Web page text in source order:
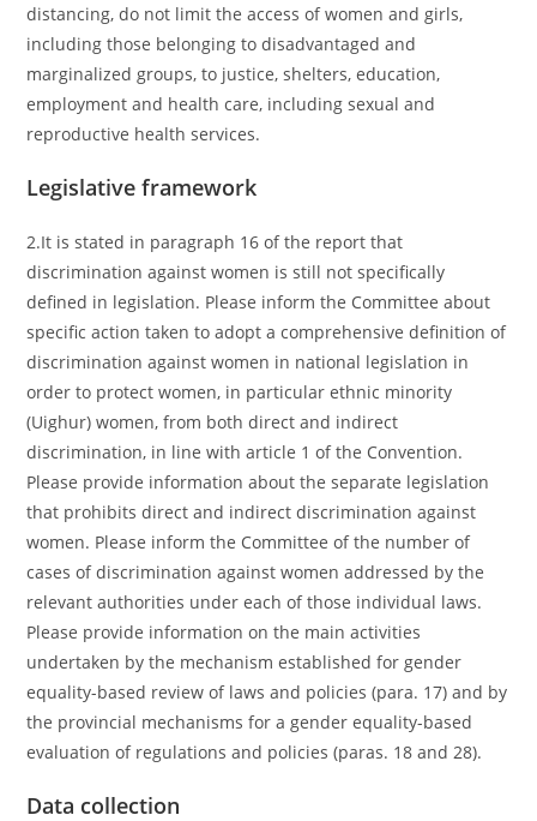
distancing, do not limit the access of women and girls,
including those belonging to disadvantaged and
marginalized groups, to justice, shelters, education,
employment and health care, including sexual and
reproductive health services.
Legislative framework
2.It is stated in paragraph 16 of the report that
discrimination against women is still not specifically
defined in legislation. Please inform the Committee about
specific action taken to adopt a comprehensive definition of
discrimination against women in national legislation in
order to protect women, in particular ethnic minority
(Uighur) women, from both direct and indirect
discrimination, in line with article 1 of the Convention.
Please provide information about the separate legislation
that prohibits direct and indirect discrimination against
women. Please inform the Committee of the number of
cases of discrimination against women addressed by the
relevant authorities under each of those individual laws.
Please provide information on the main activities
undertaken by the mechanism established for gender
equality-based review of laws and policies (para. 17) and by
the provincial mechanisms for a gender equality-based
evaluation of regulations and policies (paras. 18 and 28).
Data collection